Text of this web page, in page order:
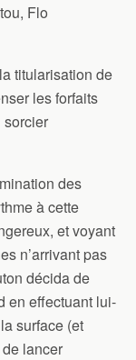
Flo
titularisation de
les forfaits
sorcier
des
à cette
et voyant
n’arrivant pas
décida de
en effectuant lui-
surface (et
lancer